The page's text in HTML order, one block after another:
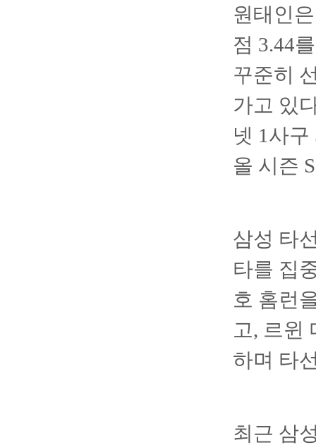
원태인
점 3.44
꾸준히
가고 있
넷 1사
올 시즌
삼성 타
타를 집
호 홈런
고, 르윈
하며 타
최근 삼